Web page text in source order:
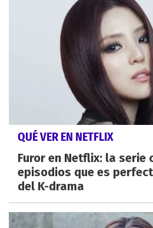
QUÉ VER EN NETFLIX
Furor en Netflix: la serie
episodios que es
del K-drama